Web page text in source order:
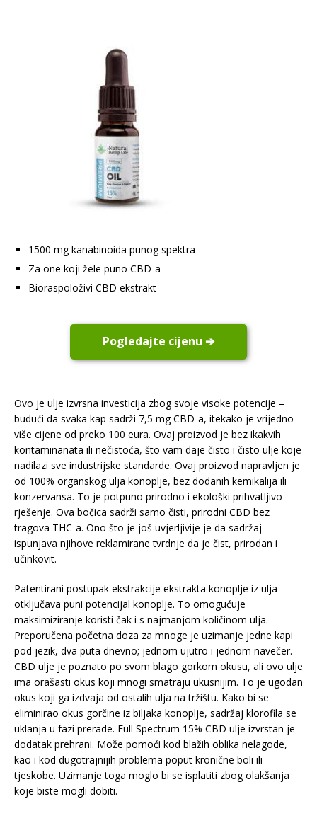
1500 mg kanabinoida punog spektra
Za one koji žele puno CBD-a
Bioraspoloživi CBD ekstrakt
Pogledajte cijenu ➔
Ovo je ulje izvrsna investicija zbog svoje visoke potencije –
budući da svaka kap sadrži 7,5 mg CBD-a, itekako je vrijedno
više cijene od preko 100 eura. Ovaj proizvod je bez ikakvih
kontaminanata ili nečistoća, što vam daje čisto i čisto ulje koje
nadilazi sve industrijske standarde. Ovaj proizvod napravljen je
od 100% organskog ulja konoplje, bez dodanih kemikalija ili
konzervansa. To je potpuno prirodno i ekološki prihvatljivo
rješenje. Ova bočica sadrži samo čisti, prirodni CBD bez
tragova THC-a. Ono što je još uvjerljivije je da sadržaj
ispunjava njihove reklamirane tvrdnje da je čist, prirodan i
učinkovit.
Patentirani postupak ekstrakcije ekstrakta konoplje iz ulja
otključava puni potencijal konoplje. To omogućuje
maksimiziranje koristi čak i s najmanjom količinom ulja.
Preporučena početna doza za mnoge je uzimanje jedne kapi
pod jezik, dva puta dnevno; jednom ujutro i jednom navečer.
CBD ulje je poznato po svom blago gorkom okusu, ali ovo ulje
ima orašasti okus koji mnogi smatraju ukusnijim. To je ugodan
okus koji ga izdvaja od ostalih ulja na tržištu. Kako bi se
eliminirao okus gorčine iz biljaka konoplje, sadržaj klorofila se
uklanja u fazi prerade. Full Spectrum 15% CBD ulje izvrstan je
dodatak prehrani. Može pomoći kod blažih oblika nelagode,
kao i kod dugotrajnijih problema poput kronične boli ili
tjeskobe. Uzimanje toga moglo bi se isplatiti zbog olakšanja
koje biste mogli dobiti.